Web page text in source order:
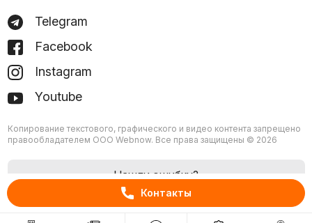
Контакты
Telegram
Facebook
Instagram
Youtube
Копирование текстового, графического и видео контента запрещено
правообладателем ООО Webnow. Все права защищены © 2026
Нашли ошибку?